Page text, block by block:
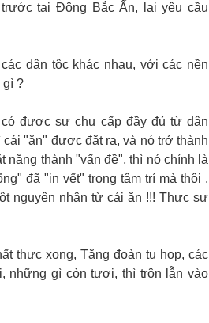
tại Đông Bắc Ấn, lại yêu cầu
dân tộc khác nhau, với các nền
gì ?
được sự chu cấp đầy đủ từ dân
"ăn" được đặt ra, và nó trở thành
nặng thành "vấn đề", thì nó chính là
đã "in vết" trong tâm trí mà thôi .
nguyên nhân từ cái ăn !!! Thực sự
thực xong, Tăng đoàn tụ họp, các
những gì còn tươi, thì trộn lẫn vào